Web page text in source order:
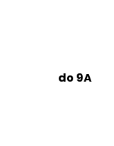
do 9A